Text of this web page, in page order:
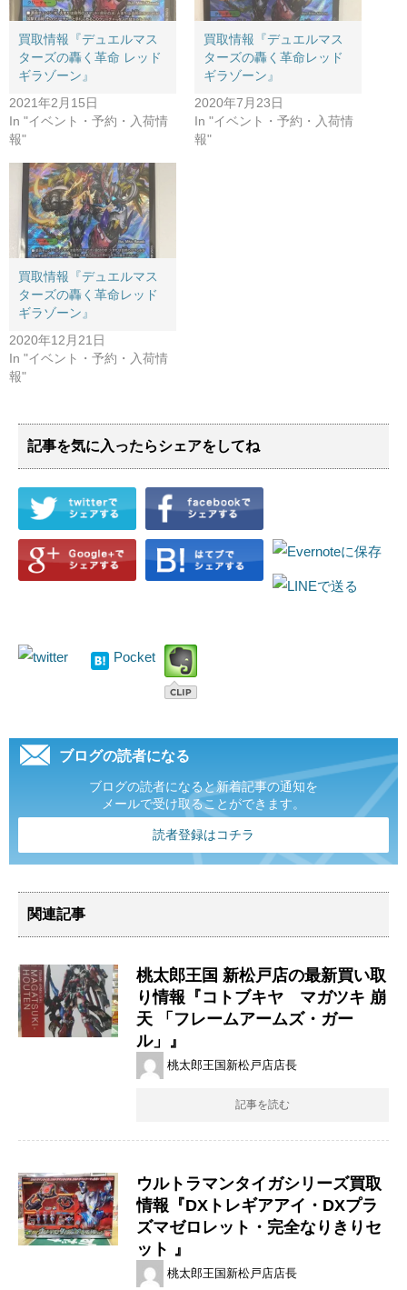
買取情報『デュエルマス
ターズの轟く革命 ​レッド
ギラゾーン』
2021年2月15日
In "イベント・予約・入荷情
報"
買取情報『デュエルマス
ターズの轟く革命レッド
ギラゾーン』
2020年7月23日
In "イベント・予約・入荷情
報"
買取情報『デュエルマス
ターズの轟く革命レッド
ギラゾーン』
2020年12月21日
In "イベント・予約・入荷情
報"
記事を気に入ったらシェアをしてね
Pocket
ブログの読者になる
ブログの読者になると新着記事の通知を
メールで受け取ることができます。
読者登録はコチラ
関連記事
桃太郎王国 新松戸店の最新買い取
り情報『コトブキヤ マガツキ ​崩
天 ​「フレームアームズ・ガー
ル」』
桃太郎王国新松戸店店長
記事を読む
ウルトラマンタイガシリーズ買取
情報『DXトレギアアイ・DXプラ
ズマゼロレット・完全なりきりセ
ット ​』
桃太郎王国新松戸店店長